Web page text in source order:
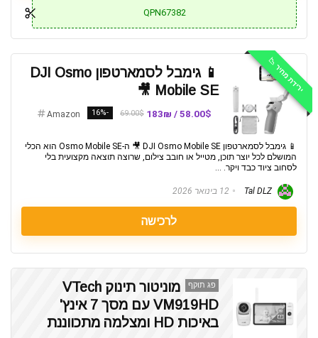
QPN67382
ירידת מחיר 📉
📱 גימבל לסמארטפון DJI Osmo
Mobile SE 🎥
58.00$ / 183₪
69.00$
-16%
Amazon
📱 גימבל לסמארטפון DJI Osmo Mobile SE 🎥 ה-Osmo Mobile SE הוא הכלי
המושלם לכל יוצר תוכן, מטייל או חובב צילום, שרוצה תוצאה מקצועית בלי
לסחוב ציוד כבד ויקר. ...
Tal DLZ 12 בינואר 2026
לרכישה
פג תוקף
מוניטור תינוק VTech
VM919HD עם מסך 7 אינץ'
באיכות HD ומצלמה מתכווננת